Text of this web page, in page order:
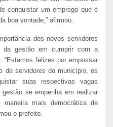
conquistar um emprego que é
boa vontade,” afirmou.
dos novos servidores
da gestão em cumprir com a
“Estamos felizes por empossar
de servidores do município, os
suas respectivas vagas
se empenha em realizar
mais democrática de
o prefeito.